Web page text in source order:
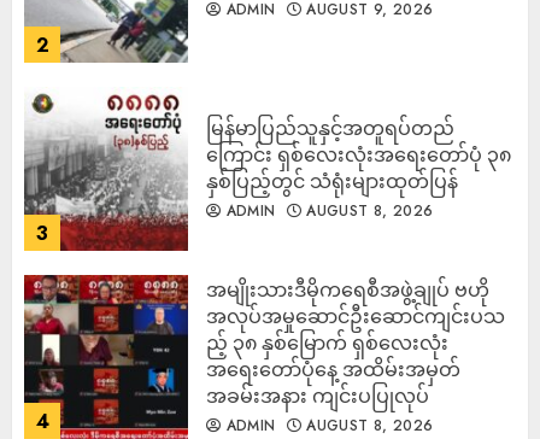
2
ADMIN AUGUST 9, 2026
3
မြန်မာပြည်သူနှင့်အတူရပ်တည်
ကြောင်း ရှစ်လေးလုံးအရေးတော်ပုံ ၃၈
နှစ်ပြည့်တွင် သံရုံးများထုတ်ပြန်
ADMIN AUGUST 8, 2026
4
အမျိုးသားဒီမိုကရေစီအဖွဲ့ချုပ် ဗဟို
အလုပ်အမှုဆောင်ဦးဆောင်ကျင်းပသ
ည့် ၃၈ နှစ်မြောက် ရှစ်လေးလုံး
အရေးတော်ပုံနေ့ အထိမ်းအမှတ်
အခမ်းအနား ကျင်းပပြုလုပ်
ADMIN AUGUST 8, 2026